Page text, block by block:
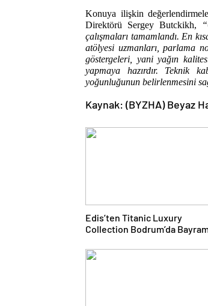
Konuya ilişkin
Direktörü Sergey Butckikh,
çalışmaları tamamlandı. En
atölyesi uzmanları, parlama
göstergeleri, yani yağın
yapmaya hazırdır.
Teknik
yoğunluğunun belirlenmesini
Kaynak: (BYZHA) Beyaz
Edis’ten Titanic Luxury
Collection Bodrum’da Bayram
Performans